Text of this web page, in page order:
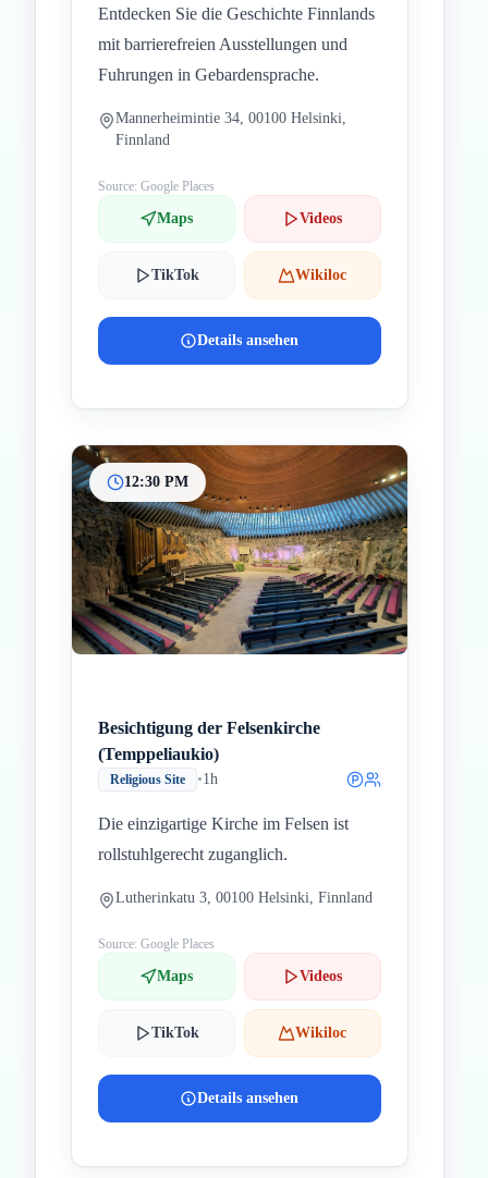
Entdecken Sie die Geschichte Finnlands
mit barrierefreien Ausstellungen und
Fuhrungen in Gebardensprache.
Mannerheimintie 34, 00100 Helsinki,
Finnland
Source: Google Places
Maps Videos
TikTok Wikiloc
Details ansehen
12:30 PM
Besichtigung der Felsenkirche
(Temppeliaukio)
Religious Site •1h
Die einzigartige Kirche im Felsen ist
rollstuhlgerecht zuganglich.
Lutherinkatu 3, 00100 Helsinki, Finnland
Source: Google Places
Maps Videos
TikTok Wikiloc
Details ansehen